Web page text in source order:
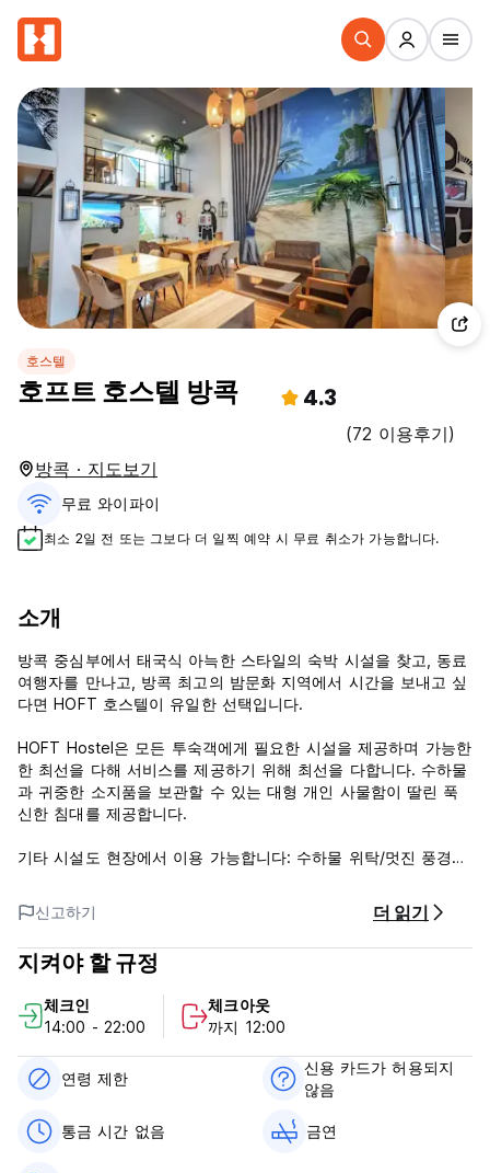
호스텔
호프트 호스텔 방콕 4.3
(72 이용후기)
방콕 · 지도보기
무료 와이파이
최소 2일 전 또는 그보다 더 일찍 예약 시 무료 취소가 가능합니다.
소개
방콕 중심부에서 태국식 아늑한 스타일의 숙박 시설을 찾고, 동료
여행자를 만나고, 방콕 최고의 밤문화 지역에서 시간을 보내고 싶
다면 HOFT 호스텔이 유일한 선택입니다.
HOFT Hostel은 모든 투숙객에게 필요한 시설을 제공하며 가능한
한 최선을 다해 서비스를 제공하기 위해 최선을 다합니다. 수하물
과 귀중한 소지품을 보관할 수 있는 대형 개인 사물함이 딸린 푹
신한 침대를 제공합니다.
기타 시설도 현장에서 이용 가능합니다: 수하물 위탁/멋진 풍경이
전용 주차장. (Auto-translated from original language)
신고하기 더 읽기
지켜야 할 규정
체크인
14:00 - 22:00
체크아웃
까지 12:00
연령 제한
신용 카드가 허용되지
않음
통금 시간 없음 금연